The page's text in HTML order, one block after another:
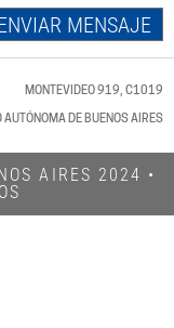
MENSAJE
MONTEVIDEO 919, C1019
AUTÓNOMA DE BUENOS AIRES
AIRES 2024​ •